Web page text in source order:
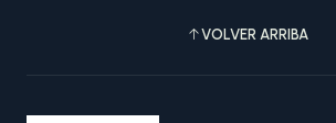
VOLVER ARRIBA